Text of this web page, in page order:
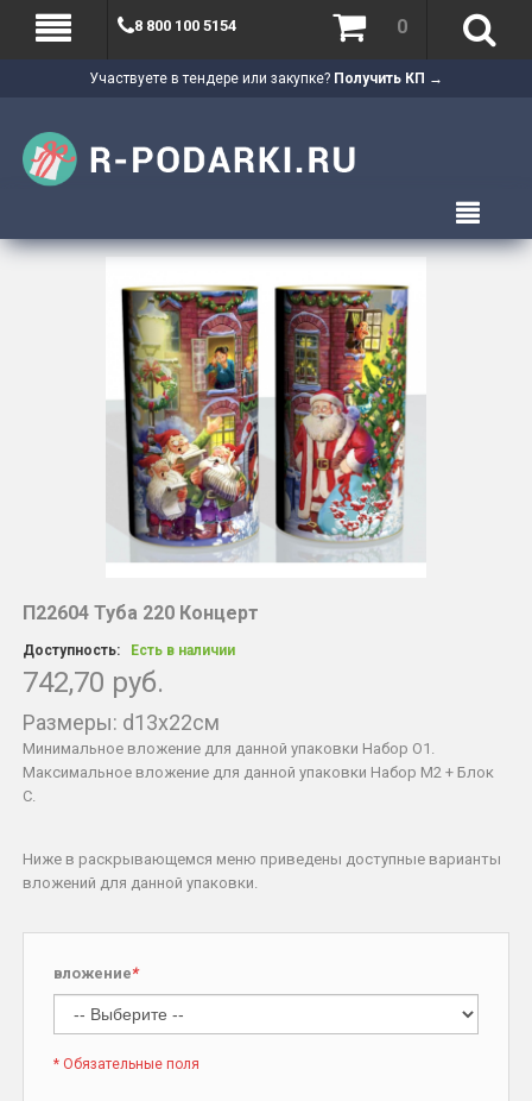
Участвуете в тендере или закупке? Получить КП →
8 800 100 5154 0
П22604 Туба 220 Концерт
Доступность: Есть в наличии
742,70 руб.
Размеры: d13x22см
Минимальное вложение для данной упаковки Набор O1.
Максимальное вложение для данной упаковки Набор М2 + Блок
C.
Ниже в раскрывающемся меню приведены доступные варианты
вложений для данной упаковки.
*
вложение
* Обязательные поля